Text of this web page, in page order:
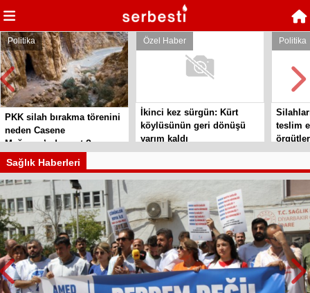
Politika
PKK silah bırakma törenini
neden Casene
Mağarası’nda yaptı?
Özel Haber
İkinci kez sürgün: Kürt
köylüsünün geri dönüşü
yarım kaldı
Politika
teslim
Sağlık Haberleri